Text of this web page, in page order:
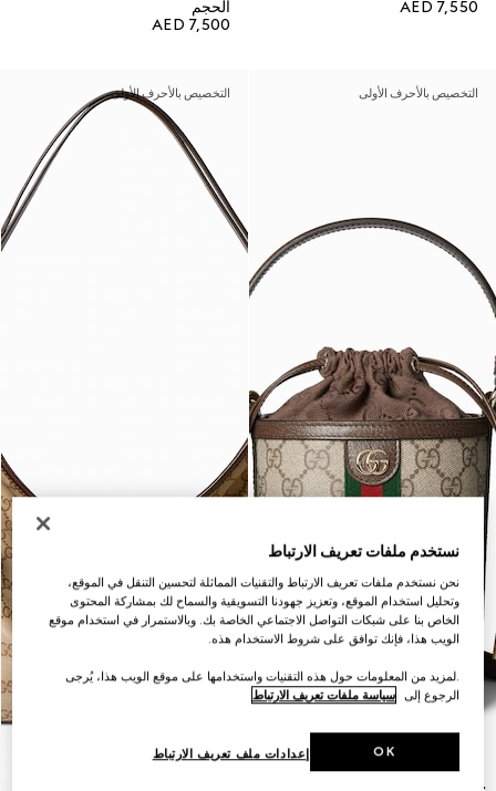
AED 7,550
الحجم
AED 7,500
التخصيص بالأحرف الأولى التخصيص بالأحرف الأولى
نستخدم ملفات تعريف الارتباط
نحن نستخدم ملفات تعريف الارتباط والتقنيات المماثلة لتحسين التنقل في الموقع،
وتحليل استخدام الموقع، وتعزيز جهودنا التسويقية والسماح لك بمشاركة المحتوى
الخاص بنا على شبكات التواصل الاجتماعي الخاصة بك. وبالاستمرار في استخدام موقع
الويب هذا، فإنك توافق على شروط الاستخدام هذه.
.لمزيد من المعلومات حول هذه التقنيات واستخدامها على موقع الويب هذا، يُرجى
الرجوع إلى سياسة ملفات تعريف الارتباط
إعدادات ملف تعريف الارتباط OK